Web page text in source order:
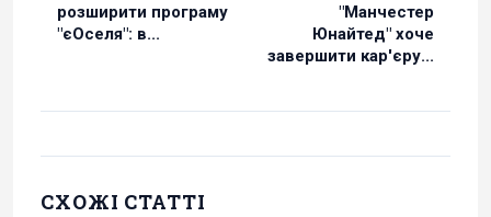
розширити програму
"єОселя": в...
"Манчестер
Юнайтед" хоче
завершити кар'єру...
СХОЖІ СТАТТІ